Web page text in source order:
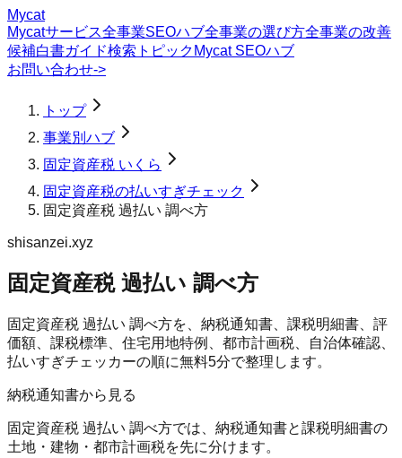
Mycat
Mycatサービス全事業SEOハブ全事業の選び方全事業の改善
候補白書ガイド検索トピック Mycat SEOハブ
お問い合わせ->
トップ
事業別ハブ
固定資産税 いくら
固定資産税の払いすぎチェック
固定資産税 過払い 調べ方
shisanzei.xyz
固定資産税 過払い 調べ方
固定資産税 過払い 調べ方を、納税通知書、課税明細書、評
価額、課税標準、住宅用地特例、都市計画税、自治体確認、
払いすぎチェッカーの順に無料5分で整理します。
納税通知書から見る
固定資産税 過払い 調べ方では、納税通知書と課税明細書の
土地・建物・都市計画税を先に分けます。